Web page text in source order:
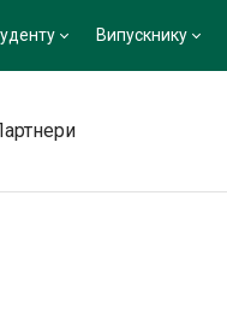
Випускнику